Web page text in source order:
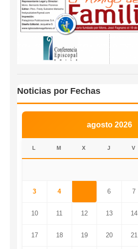
Noticias por Fechas
agosto 2026
L M X J V
3 4 6 7
10 11 12 13 14
17 18 19 20 21